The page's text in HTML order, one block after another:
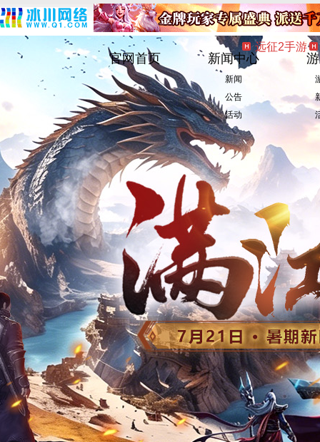
远征2手游
官网首页 新闻中心
新闻
公告
活动